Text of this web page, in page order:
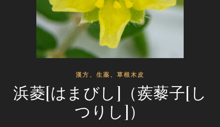
漢方、生薬、草根木皮
浜菱[はまびし]（蒺藜子[し
つりし]）